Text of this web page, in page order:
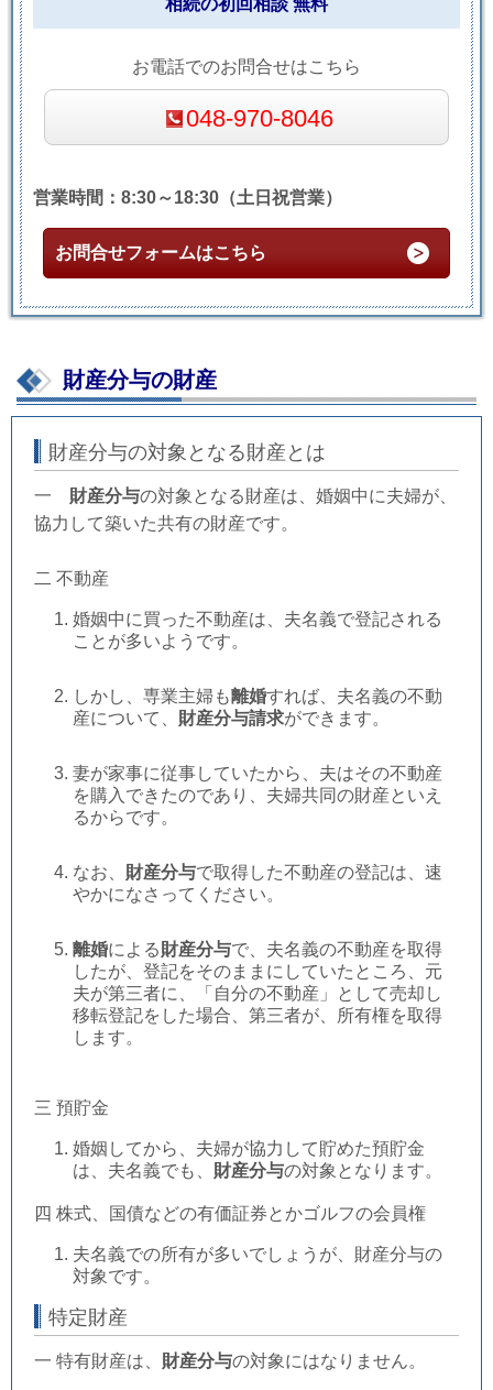
相続の初回相談 無料
お電話でのお問合せはこちら
048-970-8046
営業時間：8:30～18:30（土日祝営業）
お問合せフォームはこちら
財産分与の財産
財産分与の対象となる財産とは
一 財産分与の対象となる財産は、婚姻中に夫婦が、
協力して築いた共有の財産です。
二 不動産
婚姻中に買った不動産は、夫名義で登記される
ことが多いようです。
しかし、専業主婦も離婚すれば、夫名義の不動
産について、 財産分与請求ができます。
妻が家事に従事していたから、夫はその不動産
を購入できたのであり、夫婦共同の財産といえ
るからです。
なお、 財産分与で取得した不動産の登記は、速
やかになさってください。
離婚による財産分与で、夫名義の不動産を取得
したが、登記をそのままにしていたところ、元
夫が第三者に、「自分の不動産」として売却し
移転登記をした場合、第三者が、所有権を取得
します。
三 預貯金
婚姻してから、夫婦が協力して貯めた預貯金
は、夫名義でも、 財産分与の対象となります。
四 株式、国債などの有価証券とかゴルフの会員権
夫名義での所有が多いでしょうが、財産分与の
対象です。
特定財産
一 特有財産は、 財産分与の対象にはなりません。